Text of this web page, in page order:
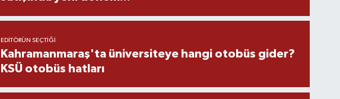
EDITÖRÜN SEÇTIĞI
Kahramanmaraş'ta üniversiteye hangi otobüs gider?
KSÜ otobüs hatları